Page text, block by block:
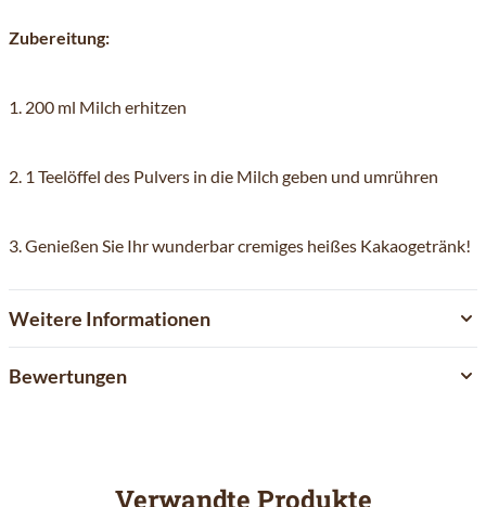
Zubereitung:
1. 200 ml Milch erhitzen
2. 1 Teelöffel des Pulvers in die Milch geben und umrühren
3. Genießen Sie Ihr wunderbar cremiges heißes Kakaogetränk!
Weitere Informationen
Bewertungen
Verwandte Produkte